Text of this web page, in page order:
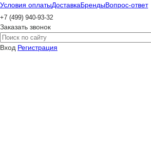
Условия оплатыДоставкаБрендыВопрос-ответ
+7 (499) 940-93-32
Заказать звонок
Вход Регистрация